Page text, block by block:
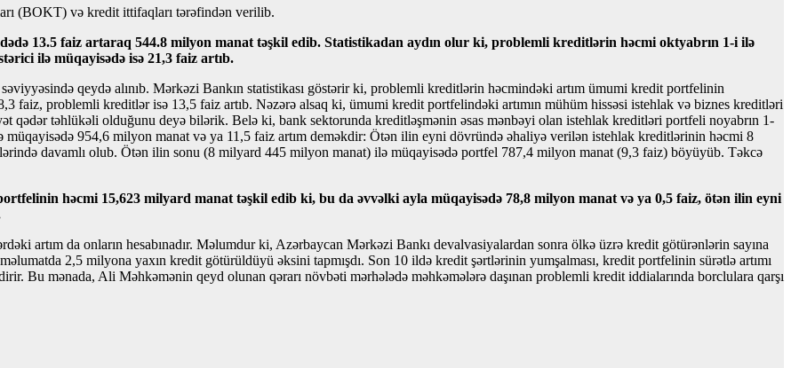
(BOKT) və kredit ittifaqları tərəfindən verilib.
13.5 faiz artaraq 544.8 milyon manat təşkil edib. Statistikadan aydın olur ki, problemli kreditlərin həcmi oktyabrın 1-i ilə
ilə müqayisədə isə 21,3 faiz artıb.
qeydə alınıb. Mərkəzi Bankın statistikası göstərir ki, problemli kreditlərin həcmindəki artım ümumi kredit portfelinin
faiz, problemli kreditlər isə 13,5 faiz artıb. Nəzərə alsaq ki, ümumi kredit portfelindəki artımın mühüm hissəsi istehlak və biznes kreditləri
qədər təhlükəli olduğunu deyə bilərik. Belə ki, bank sektorunda kreditləşmənin əsas mənbəyi olan istehlak kreditləri portfeli noyabrın 1-
954,6 milyon manat və ya 11,5 faiz artım deməkdir: Ötən ilin eyni dövründə əhaliyə verilən istehlak kreditlərinin həcmi 8
davamlı olub. Ötən ilin sonu (8 milyard 445 milyon manat) ilə müqayisədə portfel 787,4 milyon manat (9,3 faiz) böyüyüb. Təkcə
həcmi 15,623 milyard manat təşkil edib ki, bu da əvvəlki ayla müqayisədə 78,8 milyon manat və ya 0,5 faiz, ötən ilin eyni
artım da onların hesabınadır. Məlumdur ki, Azərbaycan Mərkəzi Bankı devalvasiyalardan sonra ölkə üzrə kredit götürənlərin sayına
2,5 milyona yaxın kredit götürüldüyü əksini tapmışdı. Son 10 ildə kredit şərtlərinin yumşalması, kredit portfelinin sürətlə artımı
Bu mənada, Ali Məhkəmənin qeyd olunan qərarı növbəti mərhələdə məhkəmələrə daşınan problemli kredit iddialarında borclulara qarşı